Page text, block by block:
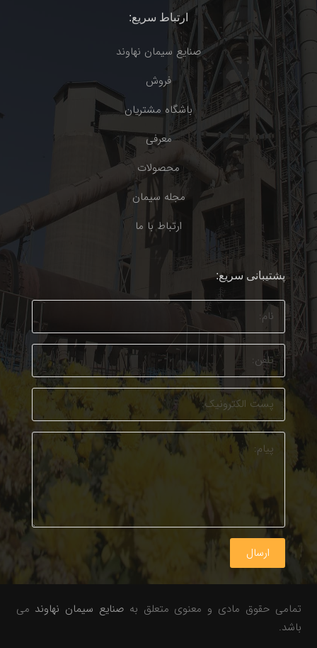
ارتباط سریع:
صنایع سیمان نهاوند
فروش
باشگاه مشتریان
معرفی
محصولات
مجله سیمان
ارتباط با ما
پشتیبانی سریع:
ارسال
تمامی حقوق مادی و معنوی متعلق بهصنایع سیمان نهاوند می
باشد.